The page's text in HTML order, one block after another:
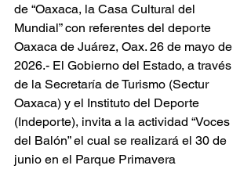
de “Oaxaca, la Casa Cultural del
Mundial” con referentes del deporte
Oaxaca de Juárez, Oax. 26 de mayo de
2026.- El Gobierno del Estado, a través
de la Secretaría de Turismo (Sectur
Oaxaca) y el Instituto del Deporte
(Indeporte), invita a la actividad “Voces
del Balón” el cual se realizará el 30 de
junio en el Parque Primavera